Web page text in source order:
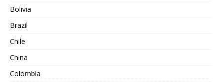
Bolivia
Brazil
Chile
China
Colombia